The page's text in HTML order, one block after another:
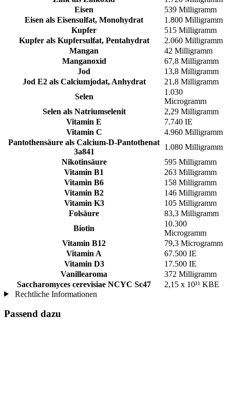
Eisen
539 Milligramm
Eisen als Eisensulfat, Monohydrat
1.800 Milligramm
Kupfer
515 Milligramm
Kupfer als Kupfersulfat, Pentahydrat
2.060 Milligramm
Mangan
42 Milligramm
Manganoxid
67,8 Milligramm
Jod
13,8 Milligramm
Jod E2 als Calciumjodat, Anhydrat
21,8 Milligramm
Selen
1.030
Microgramm
Selen als Natriumselenit
2,29 Milligramm
Vitamin E
7.740 IE
Vitamin C
4.960 Milligramm
Pantothensäure als Calcium-D-Pantothenat
3a841
1.080 Milligramm
Nikotinsäure
595 Milligramm
Vitamin B1
263 Milligramm
Vitamin B6
158 Milligramm
Vitamin B2
146 Milligramm
Vitamin K3
105 Milligramm
Folsäure
83,3 Milligramm
Biotin
10.300
Microgramm
Vitamin B12
79,3 Microgramm
Vitamin A
67.500 IE
Vitamin D3
17.500 IE
Vanillearoma
372 Milligramm
Saccharomyces cerevisiae NCYC Sc47
2,15 x 10¹¹ KBE
Rechtliche Informationen
Passend dazu